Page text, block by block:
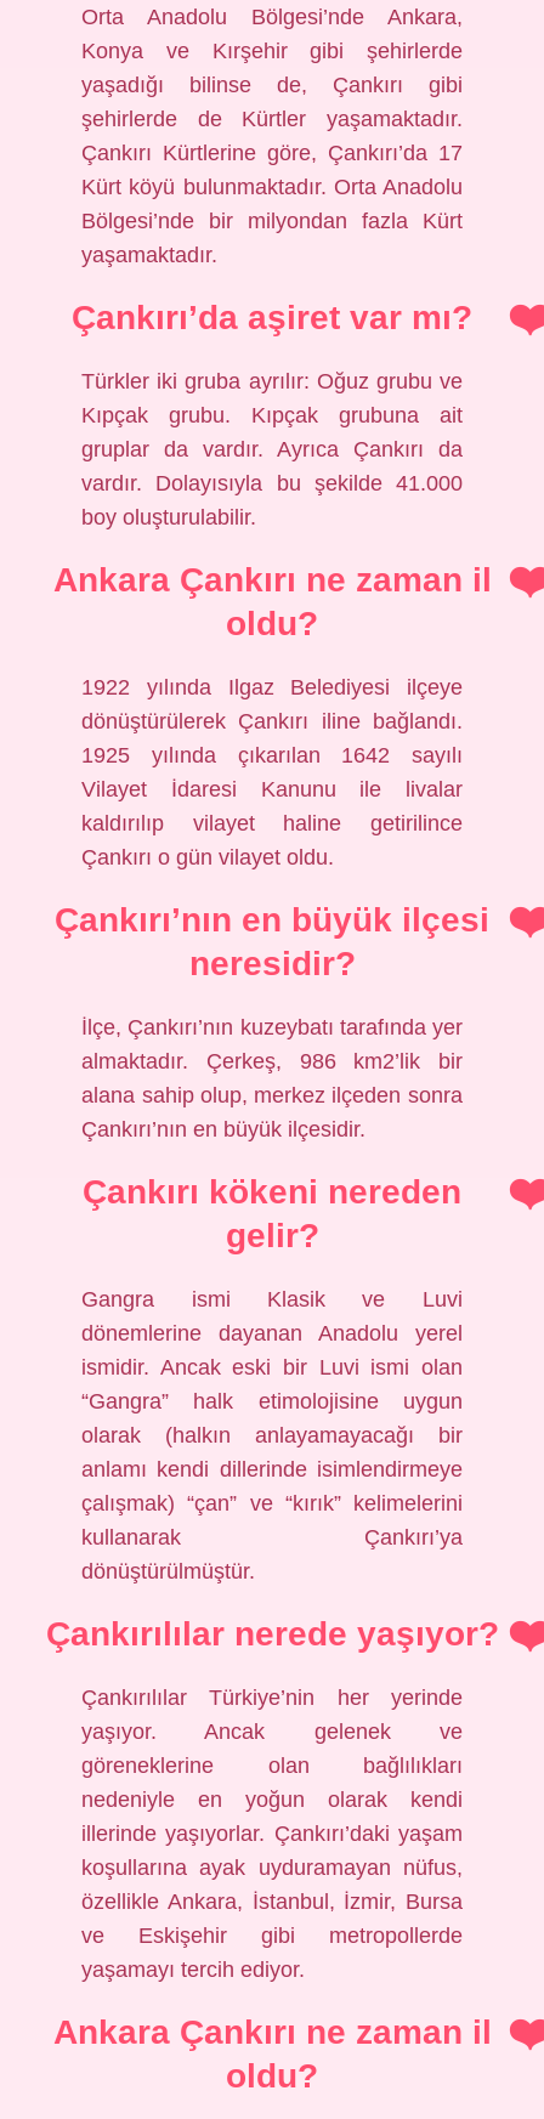
Orta Anadolu Bölgesi’nde Ankara,
Konya ve Kırşehir gibi şehirlerde
yaşadığı bilinse de, Çankırı gibi
şehirlerde de Kürtler yaşamaktadır.
Çankırı Kürtlerine göre, Çankırı’da 17
Kürt köyü bulunmaktadır. Orta Anadolu
Bölgesi’nde bir milyondan fazla Kürt
yaşamaktadır.
Çankırı’da aşiret var mı?
Türkler iki gruba ayrılır: Oğuz grubu ve
Kıpçak grubu. Kıpçak grubuna ait
gruplar da vardır. Ayrıca Çankırı da
vardır. Dolayısıyla bu şekilde 41.000
boy oluşturulabilir.
Ankara Çankırı ne zaman il
oldu?
1922 yılında Ilgaz Belediyesi ilçeye
dönüştürülerek Çankırı iline bağlandı.
1925 yılında çıkarılan 1642 sayılı
Vilayet İdaresi Kanunu ile livalar
kaldırılıp vilayet haline getirilince
Çankırı o gün vilayet oldu.
Çankırı’nın en büyük ilçesi
neresidir?
İlçe, Çankırı’nın kuzeybatı tarafında yer
almaktadır. Çerkeş, 986 km2’lik bir
alana sahip olup, merkez ilçeden sonra
Çankırı’nın en büyük ilçesidir.
Çankırı kökeni nereden
gelir?
Gangra ismi Klasik ve Luvi
dönemlerine dayanan Anadolu yerel
ismidir. Ancak eski bir Luvi ismi olan
“Gangra” halk etimolojisine uygun
olarak (halkın anlayamayacağı bir
anlamı kendi dillerinde isimlendirmeye
çalışmak) “çan” ve “kırık” kelimelerini
kullanarak Çankırı’ya
dönüştürülmüştür.
Çankırılılar nerede yaşıyor?
Çankırılılar Türkiye’nin her yerinde
yaşıyor. Ancak gelenek ve
göreneklerine olan bağlılıkları
nedeniyle en yoğun olarak kendi
illerinde yaşıyorlar. Çankırı’daki yaşam
koşullarına ayak uyduramayan nüfus,
özellikle Ankara, İstanbul, İzmir, Bursa
ve Eskişehir gibi metropollerde
yaşamayı tercih ediyor.
Ankara Çankırı ne zaman il
oldu?